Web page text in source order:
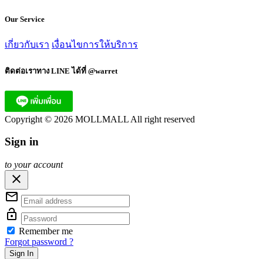
Our Service
เกี่ยวกับเรา เงื่อนไขการให้บริการ
ติดต่อเราทาง LINE ได้ที่ @warret
Copyright © 2026 MOLLMALL All right reserved
Sign in
to your account
close
mail_outline
lock_open
Remember me
Forgot password ?
Sign In